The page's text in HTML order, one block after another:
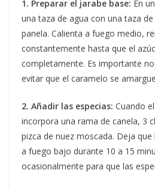
1. Preparar el jarabe base: En
una taza de agua con una taza
panela. Calienta a fuego medio,
constantemente hasta que el
completamente. Es importante
evitar que el caramelo se
2. Añadir las especias: Cuando
incorpora una rama de canela, 3
pizca de nuez moscada. Deja
a fuego bajo durante 10 a 15
ocasionalmente para que las